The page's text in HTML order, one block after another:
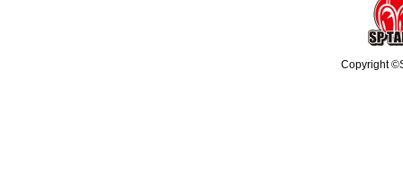
Copyright